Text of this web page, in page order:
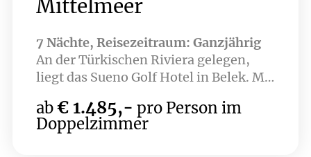
Mittelmeer
7 Nächte, Reisezeitraum: Ganzjährig
An der Türkischen Riviera gelegen,
liegt das Sueno Golf Hotel in Belek. Mit
Golfplätzen Sueno Dunes & Sueno
Pines sowie einem breiten Angebot an
ab€ 1.485,- pro Person im
Doppelzimmer